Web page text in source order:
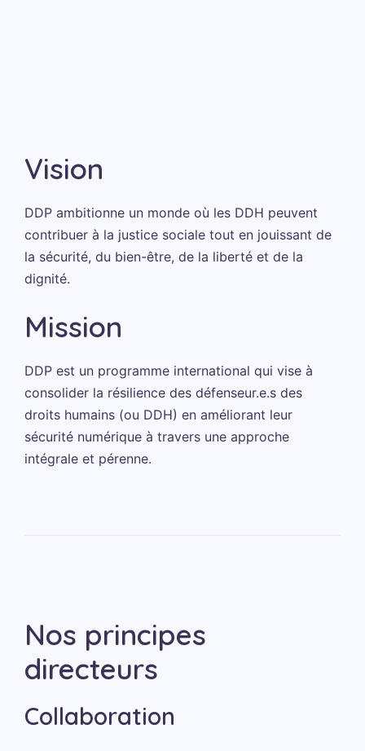
Vision
DDP ambitionne un monde où les DDH peuvent
contribuer à la justice sociale tout en jouissant de
la sécurité, du bien-être, de la liberté et de la
dignité.
Mission
DDP est un programme international qui vise à
consolider la résilience des défenseur.e.s des
droits humains (ou DDH) en améliorant leur
sécurité numérique à travers une approche
intégrale et pérenne.
Nos principes
directeurs
Collaboration